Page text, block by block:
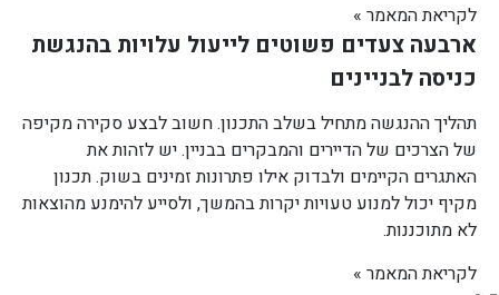
לקריאת המאמר »
ארבעה צעדים פשוטים לייעול עלויות בהנגשת
כניסה לבניינים
תהליך ההנגשה מתחיל בשלב התכנון. חשוב לבצע סקירה מקיפה
של הצרכים של הדיירים והמבקרים בבניין. יש לזהות את
האתגרים הקיימים ולבדוק אילו פתרונות זמינים בשוק. תכנון
מקיף יכול למנוע טעויות יקרות בהמשך, ולסייע להימנע מהוצאות
לא מתוכננות.
לקריאת המאמר »